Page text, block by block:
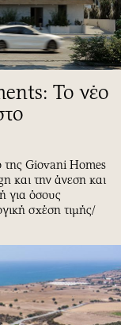
Το νέο
Giovani Homes
και την άνεση και
για όσους
σχέση τιμής/